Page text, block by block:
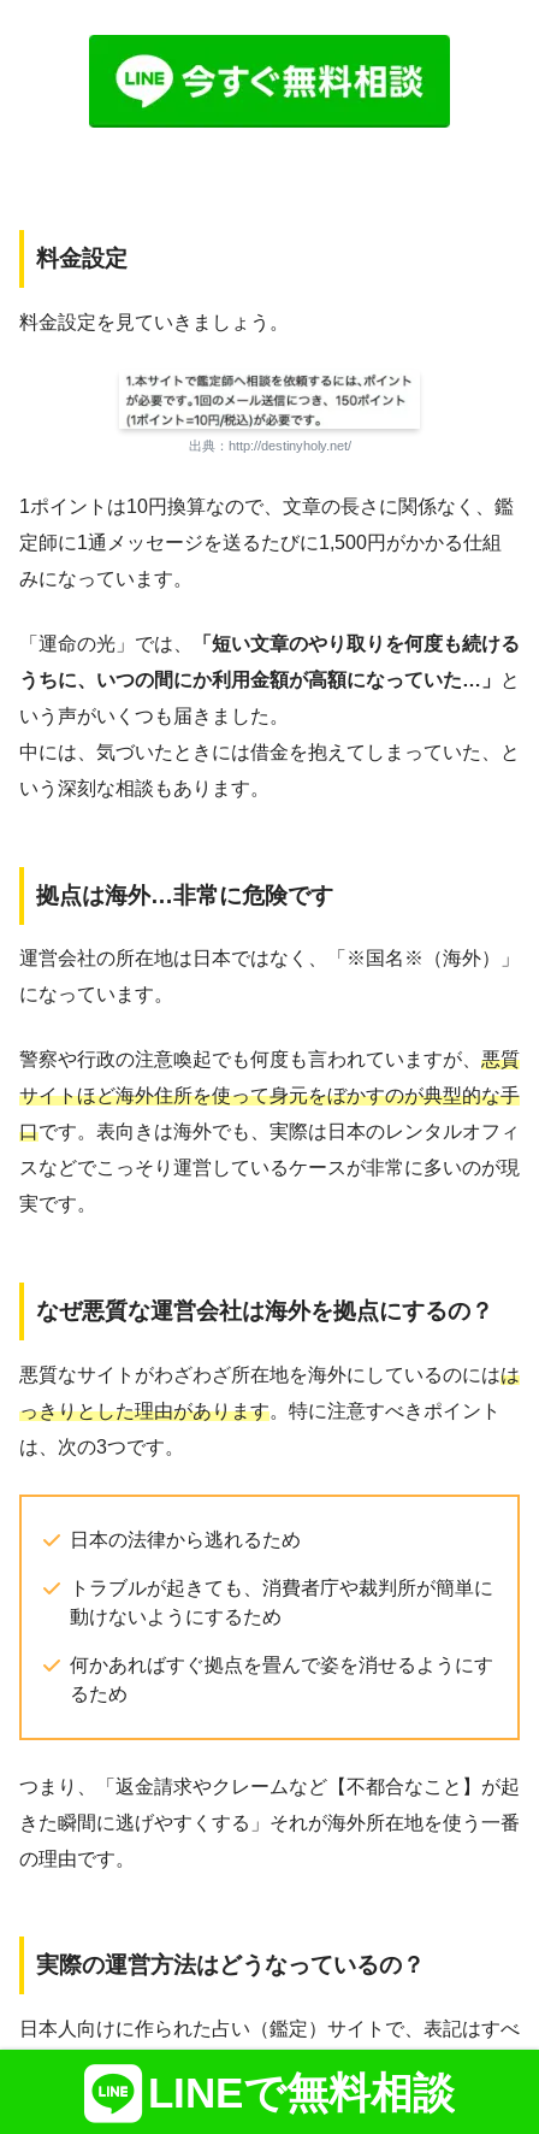
料金設定
料金設定を見ていきましょう。
出典：http://destinyholy.net/
1ポイントは10円換算なので、文章の長さに関係なく、鑑
定師に1通メッセージを送るたびに1,500円がかかる仕組
みになっています。
「運命の光」では、
「短い文章のやり取りを何度も続ける
うちに、いつの間にか利用金額が高額になっていた…」 と
いう声がいくつも届きました。
中には、気づいたときには借金を抱えてしまっていた、と
いう深刻な相談もあります。
拠点は海外…非常に危険です
運営会社の所在地は日本ではなく、「※国名※（海外）」
になっています。
警察や行政の注意喚起でも何度も言われていますが、 悪質
サイトほど海外住所を使って身元をぼかすのが典型的な手
口です。表向きは海外でも、実際は日本のレンタルオフィ
スなどでこっそり運営しているケースが非常に多いのが現
実です。
なぜ悪質な運営会社は海外を拠点にするの？
悪質なサイトがわざわざ所在地を海外にしているのにはは
っきりとした理由があります。特に注意すべきポイント
は、次の3つです。
日本の法律から逃れるため
トラブルが起きても、消費者庁や裁判所が簡単に
動けないようにするため
何かあればすぐ拠点を畳んで姿を消せるようにす
るため
つまり、「返金請求やクレームなど【不都合なこと】が起
きた瞬間に逃げやすくする」それが海外所在地を使う一番
の理由です。
実際の運営方法はどうなっているの？
日本人向けに作られた占い（鑑定）サイトで、表記はすべ
て日本語、利用者も日本人ばかり。
それなのに、 わざわざ拠点を海外に置く合理的な理由は本
LINEで無料相談